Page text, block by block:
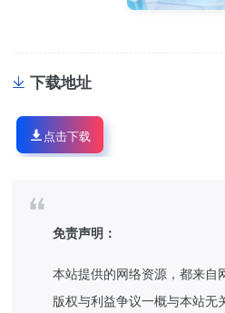
下载地址
点击下载
免责声明：
本站提供的网络资源，都来自
版权与利益争议一概与本站无